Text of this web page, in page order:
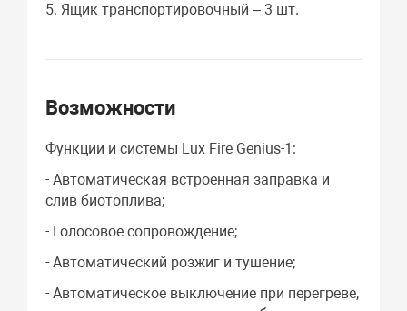
5. Ящик транспортировочный – 3 шт.
Возможности
Функции и системы Lux Fire Genius-1:
- Автоматическая встроенная заправка и
слив биотоплива;
- Голосовое сопровождение;
- Автоматический розжиг и тушение;
- Автоматическое выключение при перегреве,